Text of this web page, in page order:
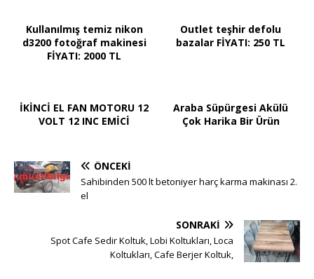
Kullanılmış temiz nikon
d3200 fotoğraf makinesi
FİYATI: 2000 TL
Outlet teşhir defolu
bazalar FİYATI: 250 TL
İKİNCİ EL FAN MOTORU 12
VOLT 12 INC EMİCİ
Araba Süpürgesi Akülü
Çok Harika Bir Ürün
ÖNCEKI
Sahibinden 500 lt betoniyer harç karma makinası 2.
el
SONRAKI
Spot Cafe Sedir Koltuk, Lobi Koltukları, Loca
Koltukları, Cafe Berjer Koltuk,